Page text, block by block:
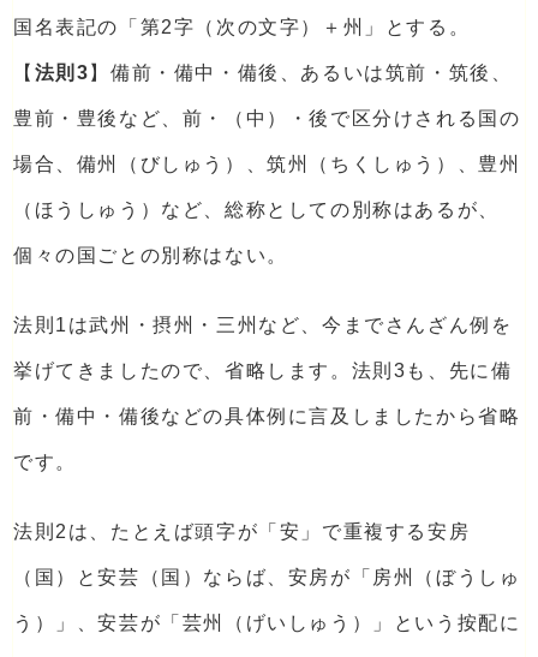
国名表記の「第2字（次の文字）＋州」とする。
【 法則3 】備前・備中・備後、あるいは筑前・筑後、
豊前・豊後など、前・（中）・後で区分けされる国の
場合、備州（びしゅう）、筑州（ちくしゅう）、豊州
（ほうしゅう）など、総称としての別称はあるが、
個々の国ごとの別称はない。
法則1は武州・摂州・三州など、今までさんざん例を
挙げてきましたので、省略します。法則3も、先に備
前・備中・備後などの具体例に言及しましたから省略
です。
法則2は、たとえば頭字が「安」で重複する安房
（国）と安芸（国）ならば、安房が「房州（ぼうしゅ
う）」、安芸が「芸州（げいしゅう）」という按配に